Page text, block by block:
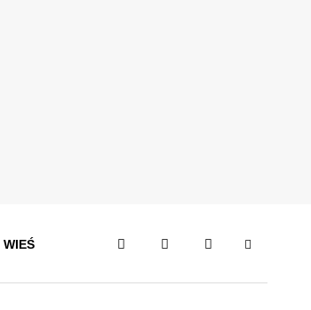
WIEŚ